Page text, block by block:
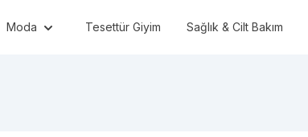
Moda Tesettür Giyim Sağlık & Cilt Bakım